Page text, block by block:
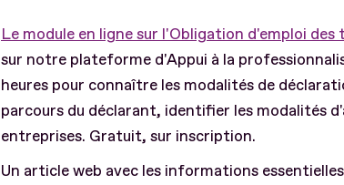
Le module en ligne sur l'Obligation d'emploi des
sur notre plateforme d'Appui à la
heures pour connaître les modalités de
parcours du déclarant, identifier les modalités
entreprises. Gratuit, sur inscription.
Un article web avec les informations